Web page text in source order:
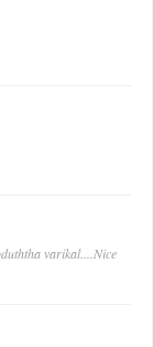
varikal....Nice